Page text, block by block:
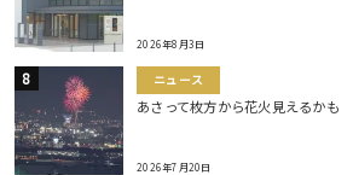
2026年8月3日
ニュース
あさって枚方から花火見えるかも
2026年7月20日